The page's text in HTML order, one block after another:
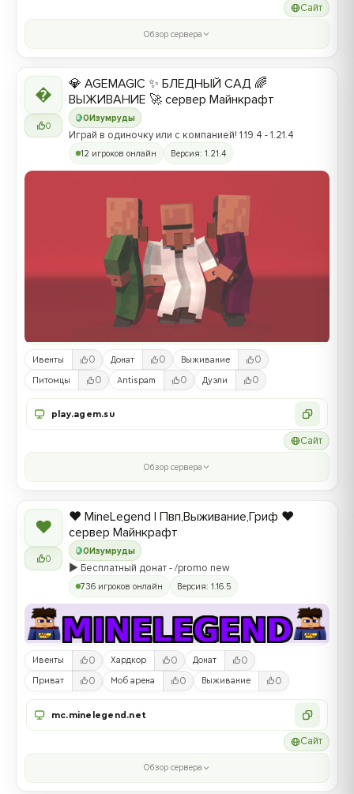
Сайт
Обзор сервера

0
0Изумруды
💎 AGEMAGIC ✨ БЛЕДНЫЙ САД 🌈
ВЫЖИВАНИЕ 🚀 сервер Майнкрафт
Играй в одиночку или с компанией! 1.19.4 - 1.21.4
12 игроков онлайн Версия: 1.21.4
Ивенты 0 Донат 0 Выживание 0
Питомцы 0 Antispam 0 Дуэли 0
play.agem.su
Сайт
Обзор сервера
❤
0
0Изумруды
❤️ MineLegend | Пвп,Выживание,Гриф ❤️
сервер Майнкрафт
▶️ Бесплатный донат - /promo new
736 игроков онлайн Версия: 1.16.5
Ивенты 0 Хардкор 0 Донат 0
Приват 0 Моб арена 0 Выживание 0
mc.minelegend.net
Сайт
Обзор сервера